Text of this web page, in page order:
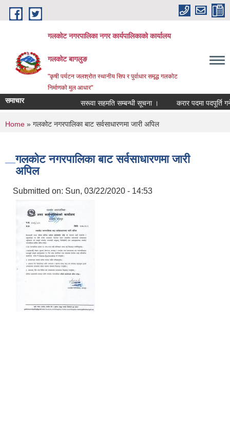
Skip to main content
गलकोट नगरपालिका नगर कार्यपालिकाको कार्यालय
गलकोट बागलुङ
"कृषी पर्यटन जलश्रोत स्थानीय सिप र पुर्वाधार समृद्ध गलकोट
निर्माणको मुल आधार"
समाचार सरूवा सहमति सम्बन्धी सूचना । करार पदमा पदपूर्ति
You are here
Home » गलकोट नगरपालिका बाट सर्वसाधारणमा जारी अपिल
गलकोट नगरपालिका बाट सर्वसाधारणमा जारी
अपिल
Submitted on: Sun, 03/22/2020 - 14:53